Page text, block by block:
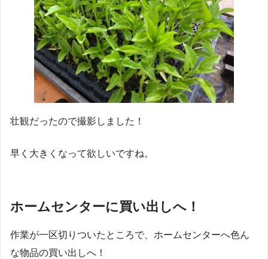
壮観だったので撮影しました！
早く大きくなって欲しいですね。
ホームセンターに買い出しへ！
作業が一区切りついたところで、ホームセンターへ色ん
な物品の買い出しへ！